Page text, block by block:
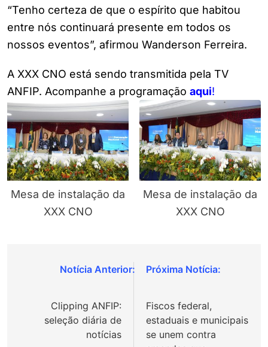
“Tenho certeza de que o espírito que habitou
entre nós continuará presente em todos os
nossos eventos”, afirmou Wanderson Ferreira.
A XXX CNO está sendo transmitida pela TV
ANFIP. Acompanhe a programação aqui!
Mesa de instalação da
XXX CNO
Mesa de instalação da
XXX CNO
Navegação
Post
Clipping ANFIP:
seleção diária de
notícias
Fiscos federal,
estaduais e municipais
se unem contra